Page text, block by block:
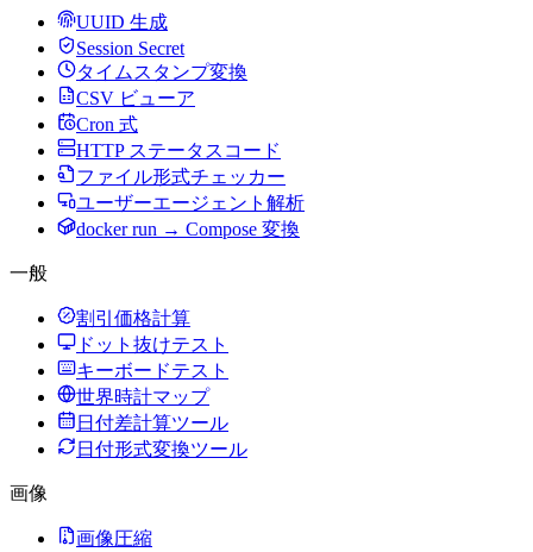
UUID 生成
Session Secret
タイムスタンプ変換
CSV ビューア
Cron 式
HTTP ステータスコード
ファイル形式チェッカー
ユーザーエージェント解析
docker run → Compose 変換
一般
割引価格計算
ドット抜けテスト
キーボードテスト
世界時計マップ
日付差計算ツール
日付形式変換ツール
画像
画像圧縮